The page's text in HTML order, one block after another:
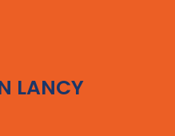
LANCY